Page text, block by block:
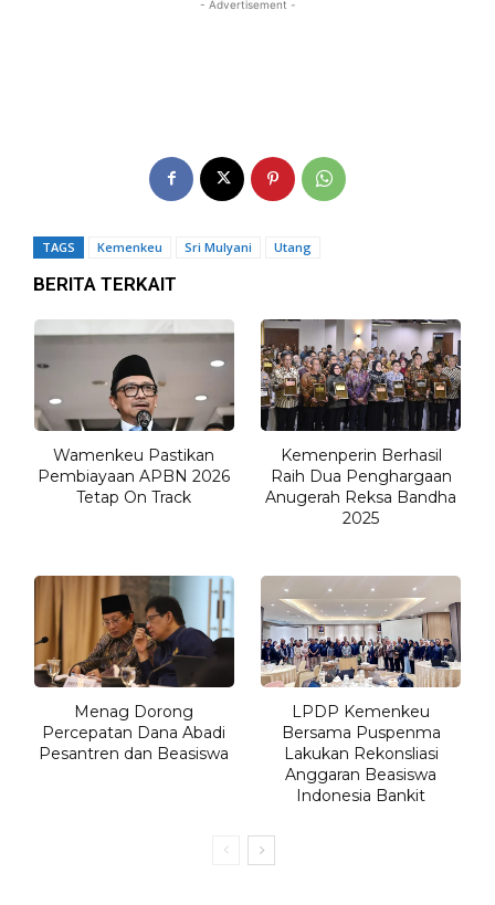
- Advertisement -
TAGS Kemenkeu Sri Mulyani Utang
BERITA TERKAIT
Wamenkeu Pastikan
Pembiayaan APBN 2026
Tetap On Track
Kemenperin Berhasil
Raih Dua Penghargaan
Anugerah Reksa Bandha
2025
Menag Dorong
Percepatan Dana Abadi
Pesantren dan Beasiswa
LPDP Kemenkeu
Bersama Puspenma
Lakukan Rekonsliasi
Anggaran Beasiswa
Indonesia Bankit